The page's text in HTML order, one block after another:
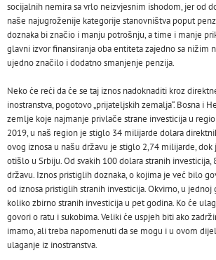
socijalnih nemira sa vrlo neizvjesnim ishodom, jer od
naše najugroženije kategorije stanovništva poput
doznaka bi značio i manju potrošnju, a time i manje
glavni izvor finansiranja oba entiteta zajedno sa nižim
ujedno značilo i dodatno smanjenje penzija.
Neko će reći da će se taj iznos nadoknaditi kroz
inostranstva, pogotovo „prijateljskih zemalja“. Bosna i
zemlje koje najmanje privlače strane investicija u
2019, u naš region je stiglo 34 milijarde dolara
ovog iznosa u našu državu je stiglo 2,74 milijarde,
otišlo u Srbiju. Od svakih 100 dolara stranih
državu. Iznos pristiglih doznaka, o kojima je već bilo
od iznosa pristiglih stranih investicija. Okvirno, u jednoj
koliko zbirno stranih investicija u pet godina. Ko će
govori o ratu i sukobima. Veliki će uspjeh biti ako
imamo, ali treba napomenuti da se mogu i u ovom
ulaganje iz inostranstva.